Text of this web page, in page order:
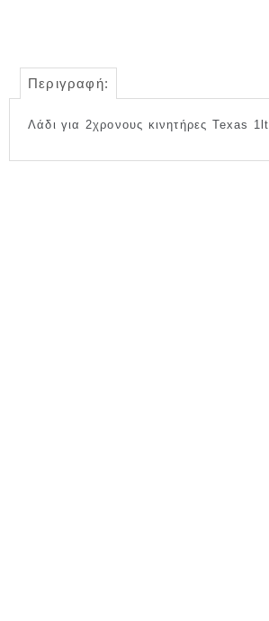
Περιγραφή:
Λάδι για 2χρονους κινητήρες Texas 1lt